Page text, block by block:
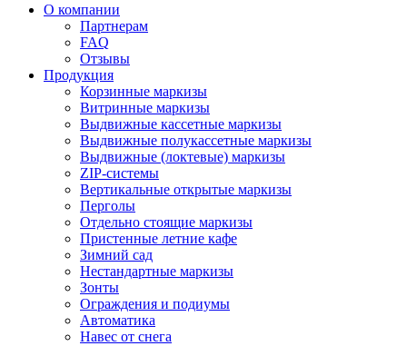
О компании
Партнерам
FAQ
Отзывы
Продукция
Корзинные маркизы
Витринные маркизы
Выдвижные кассетные маркизы
Выдвижные полукассетные маркизы
Выдвижные (локтевые) маркизы
ZIP-системы
Вертикальные открытые маркизы
Перголы
Отдельно стоящие маркизы
Пристенные летние кафе
Зимний сад
Нестандартные маркизы
Зонты
Ограждения и подиумы
Автоматика
Навес от снега